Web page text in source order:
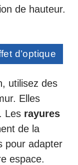
de hauteur.
d’optique
utilisez des
Elles
Les rayures
de la
pour adapter
espace.